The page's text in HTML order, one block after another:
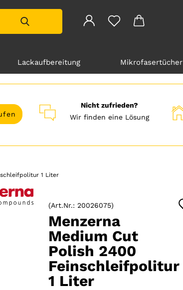
Lackaufbereitung Mikrofasertücher
Nicht zufrieden?
Wir finden eine Lösung
1 Liter
(Art.Nr.: 20026075)
Menzerna
Medium Cut
Polish 2400
Feinschleifpolitur
1 Liter